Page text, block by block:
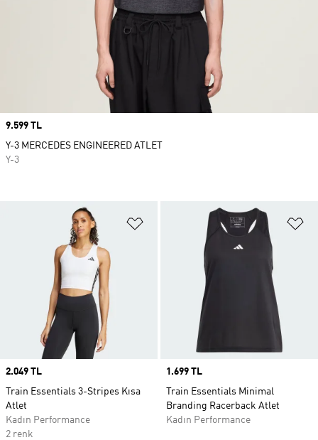
Favori Listesine Ekle
Price
2.049 TL
Train Essentials 3-Stripes Kısa
Atlet
Kadın Performance
2 renk
Price
1.699 TL
Train Essentials Minimal
Branding Racerback Atlet
Kadın Performance
Price
9.599 TL
Y-3 MERCEDES ENGINEERED ATLET
Y-3